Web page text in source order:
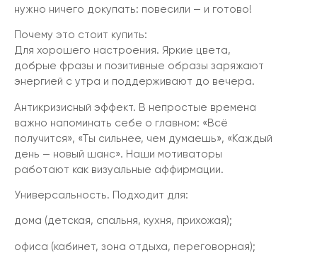
нужно ничего докупать: повесили — и готово!
Почему это стоит купить:
Для хорошего настроения. Яркие цвета,
добрые фразы и позитивные образы заряжают
энергией с утра и поддерживают до вечера.
Антикризисный эффект. В непростые времена
важно напоминать себе о главном: «Всё
получится», «Ты сильнее, чем думаешь», «Каждый
день — новый шанс». Наши мотиваторы
работают как визуальные аффирмации.
Универсальность. Подходит для:
дома (детская, спальня, кухня, прихожая);
офиса (кабинет, зона отдыха, переговорная);